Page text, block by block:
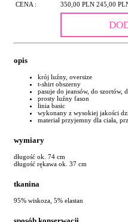
CENA : 350,00 PLN 245,00
opis
krój luźny, oversize
t-shirt obszerny
pasuje do jeansów, do szortów,
prosty luźny fason
linia basic
wykonany z wysokiej jakości
materiał przyjemny dla ciała,
wymiary
długość ok. 74 cm
długość rękawa ok. 37 cm
tkanina
95% wiskoza, 5% elastan